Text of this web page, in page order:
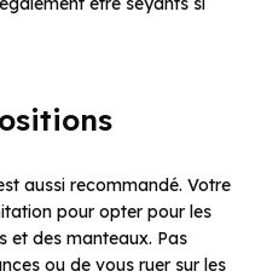
aussi recommandé. Votre
pour opter pour les
et des manteaux. Pas
ou de vous ruer sur les